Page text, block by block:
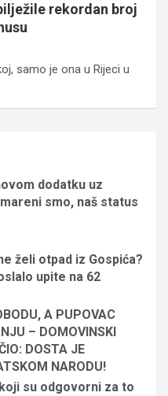
rekordan broj
samo je ona u Rijeci u
dodatku uz
smo, naš status
želi otpad iz Gospića?
upite na 62
A PUPOVAC
– DOMOVINSKI
DOSTA JE
NARODU!
su odgovorni za to